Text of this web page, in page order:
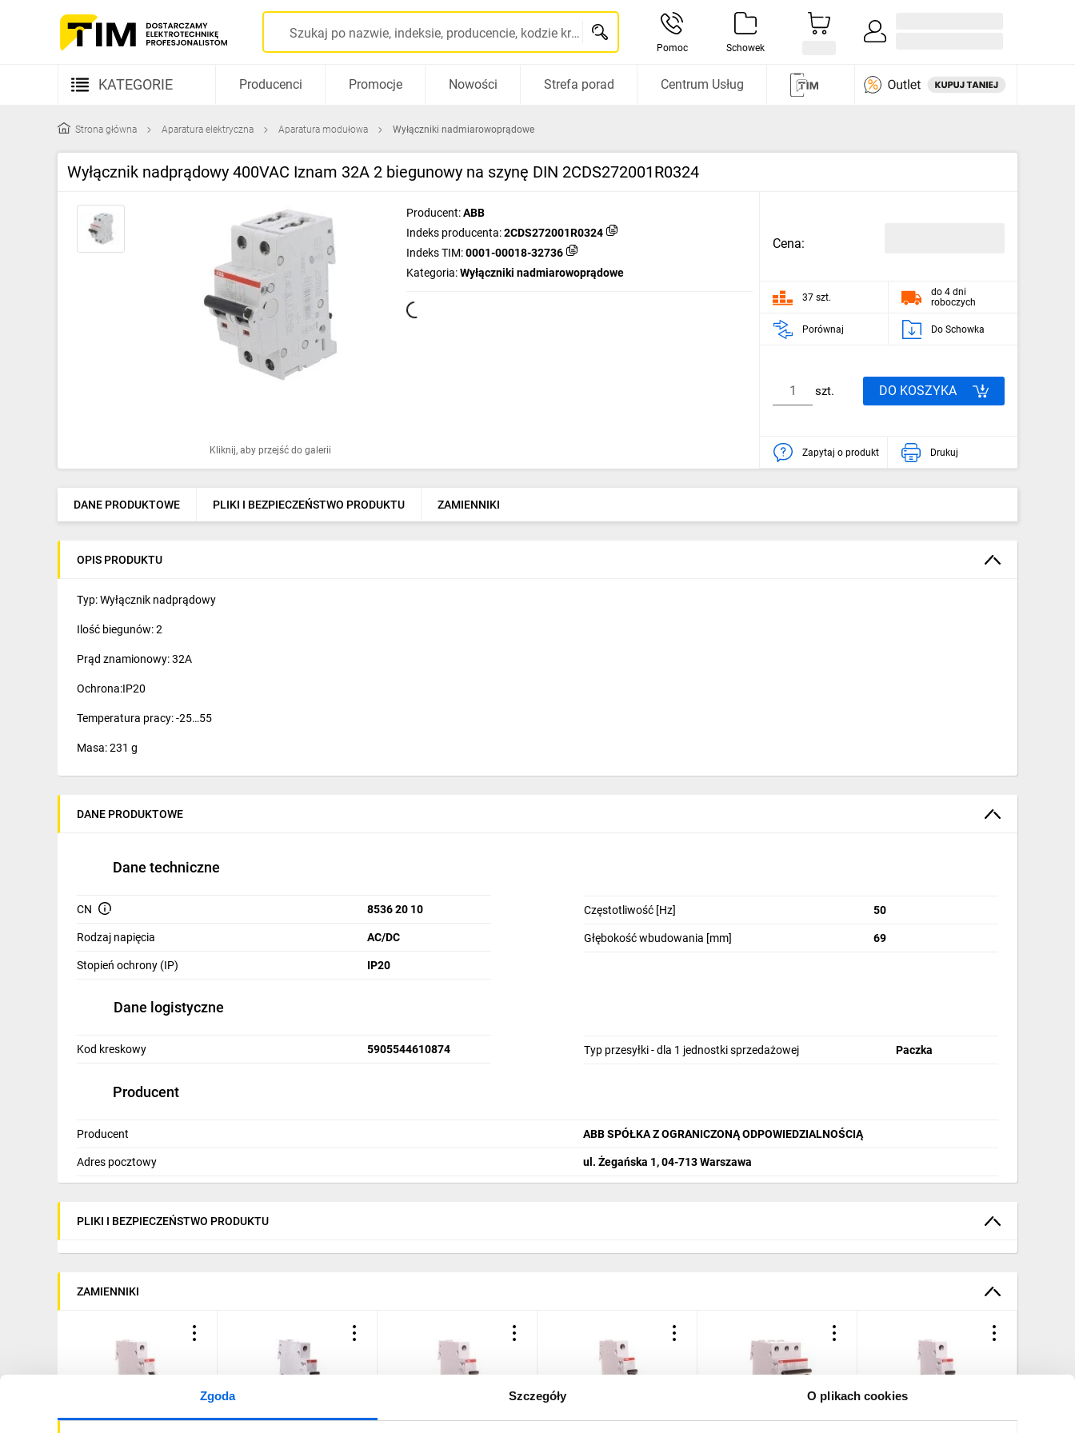
Zgoda Szczegóły O plikach cookies
Szukaj po nazwie, indeksie, producencie, kodzie kreskowym...
Pomoc Schowek
KATEGORIE
Kable i przewody
Rozdzielnice i obudowy
Elementy prowadzenia kabli
Fotowoltaika
Ogrzewanie
Elektronarzędzia i mierniki
Napędy elektryczne
Pneumatyka
Dom i ogród
Klimatyzacja
IT, GSM
Wentylacja i rekuperacja
Producenci Promocje Nowości Strefa porad Centrum Usług
Strona główna Aparatura elektryczna Aparatura modułowa Wyłączniki nadmiarowoprądowe
Wyłącznik nadprądowy 400VAC Iznam 32A 2 biegunowy na szynę DIN 2CDS272001R0324
Kliknij, aby przejść do galerii
Producent:ABB
Indeks producenta:2CDS272001R0324
Indeks TIM:0001-00018-32736
Kategoria:Wyłączniki nadmiarowoprądowe
Cena:
37 szt.
do 4 dni
roboczych
Porównaj Do Schowka
szt. DO KOSZYKA
Zapytaj o produkt Drukuj
DANE PRODUKTOWE PLIKI I BEZPIECZEŃSTWO PRODUKTU ZAMIENNIKI
OPIS PRODUKTU
Typ: Wyłącznik nadprądowy
Ilość biegunów: 2
Prąd znamionowy: 32A
Ochrona:IP20
Temperatura pracy: -25…55
Masa: 231 g
DANE PRODUKTOWE
Dane techniczne
CN 8536 20 10
Rodzaj napięcia AC/DC
Stopień ochrony (IP) IP20
Częstotliwość [Hz] 50
Głębokość wbudowania [mm] 69
Dane logistyczne
Kod kreskowy 5905544610874 Typ przesyłki - dla 1 jednostki sprzedażowej Paczka
Producent
Producent ABB SPÓŁKA Z OGRANICZONĄ ODPOWIEDZIALNOŚCIĄ
Adres pocztowy ul. Żegańska 1, 04-713 Warszawa
PLIKI I BEZPIECZEŃSTWO PRODUKTU
ZAMIENNIKI